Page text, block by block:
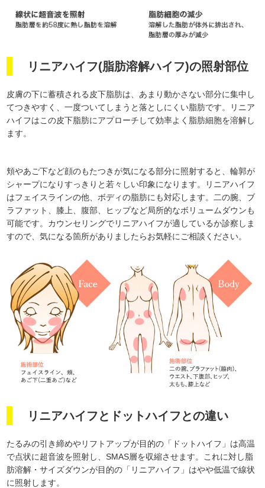
リニアハイフ(脂肪溶解ハイフ)の照射部位
皮膚の下に蓄積される皮下脂肪は、あまり動かさない部分に集中し
てつきやすく、一度ついてしまうと落としにくい脂肪です。リニア
ハイフはこの皮下脂肪にアプローチして効率よく脂肪細胞を溶解し
ます。
頬やあご下など顔のもたつきが気になる部分に照射すると、輪郭が
シャープになりすっきりと若々しい印象になります。リニアハイフ
はフェイスラインの他、ボディの脂肪にも対応します。二の腕、ブ
ラファット、膝上、腹部、ヒップなど局所的なボリュームダウンも
可能です。カウンセリングでリニアハイフが適しているか診察しま
すので、気になる箇所がありましたらお気軽にご相談ください。
リニアハイフとドットハイフとの違い
たるみの引き締めやリフトアップが目的の「ドットハイフ」は高温
で点状に超音波を照射し、SMAS層を収縮させます。これに対し脂
肪溶解・サイズダウンが目的の「リニアハイフ」はやや低温で線状
に照射します。